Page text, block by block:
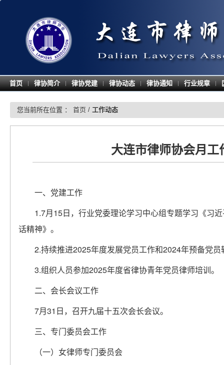
首页 | 律协简介 | 律协党建 | 律协动态 | 律协通知 | 行业规章 |
您当前所在位置 ： 首页 / 工作动态
大连市律师协会月工
一、党建工作
1.7月15日，行业党委理论学习中心组专题学习《习
话精神》。
2.持续推进2025年度发展党员工作和2024年预备党员
3.组织人员参加2025年度省律协青年党员律师培训。
二、会长会议工作
7月31日，召开九届十五次会长会议。
三、专门委员会工作
（一）女律师专门委员会